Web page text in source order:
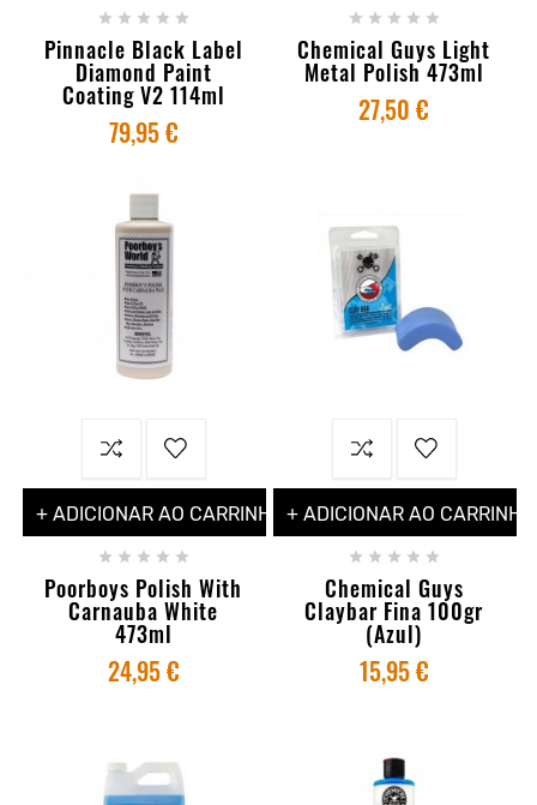
    
Pinnacle Black Label
Diamond Paint
Coating V2 114ml
79,95 €
    
Chemical Guys Light
Metal Polish 473ml
27,50 €
+ ADICIONAR AO CARRINHO
    
Poorboys Polish With
Carnauba White
473ml
24,95 €
+ ADICIONAR AO CARRINHO
    
Chemical Guys
Claybar Fina 100gr
(Azul)
15,95 €